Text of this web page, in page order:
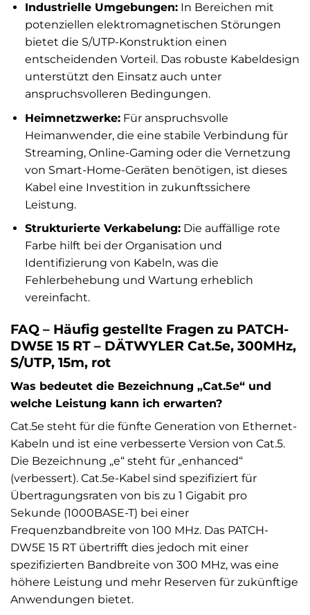
Industrielle Umgebungen:In Bereichen mit
potenziellen elektromagnetischen Störungen
bietet die S/UTP-Konstruktion einen
entscheidenden Vorteil. Das robuste Kabeldesign
unterstützt den Einsatz auch unter
anspruchsvolleren Bedingungen.
Heimnetzwerke:Für anspruchsvolle
Heimanwender, die eine stabile Verbindung für
Streaming, Online-Gaming oder die Vernetzung
von Smart-Home-Geräten benötigen, ist dieses
Kabel eine Investition in zukunftssichere
Leistung.
Strukturierte Verkabelung:Die auffällige rote
Farbe hilft bei der Organisation und
Identifizierung von Kabeln, was die
Fehlerbehebung und Wartung erheblich
vereinfacht.
FAQ – Häufig gestellte Fragen zu PATCH-
DW5E 15 RT – DÄTWYLER Cat.5e, 300MHz,
S/UTP, 15m, rot
Was bedeutet die Bezeichnung „Cat.5e“ und
welche Leistung kann ich erwarten?
Cat.5e steht für die fünfte Generation von Ethernet-
Kabeln und ist eine verbesserte Version von Cat.5.
Die Bezeichnung „e“ steht für „enhanced“
(verbessert). Cat.5e-Kabel sind spezifiziert für
Übertragungsraten von bis zu 1 Gigabit pro
Sekunde (1000BASE-T) bei einer
Frequenzbandbreite von 100 MHz. Das PATCH-
DW5E 15 RT übertrifft dies jedoch mit einer
spezifizierten Bandbreite von 300 MHz, was eine
höhere Leistung und mehr Reserven für zukünftige
Anwendungen bietet.